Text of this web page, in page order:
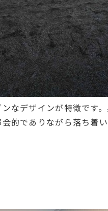
なデザインが特徴です
的でありながら落ち着